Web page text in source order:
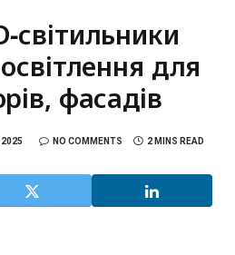
для
фасадів
2025 NO COMMENTS 2 MINS READ